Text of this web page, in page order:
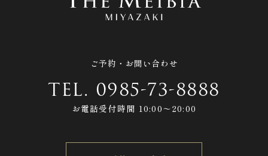
ご予約・お問い合わせ
TEL. 0985-73-8888
お電話受付時間 10:00〜20:00